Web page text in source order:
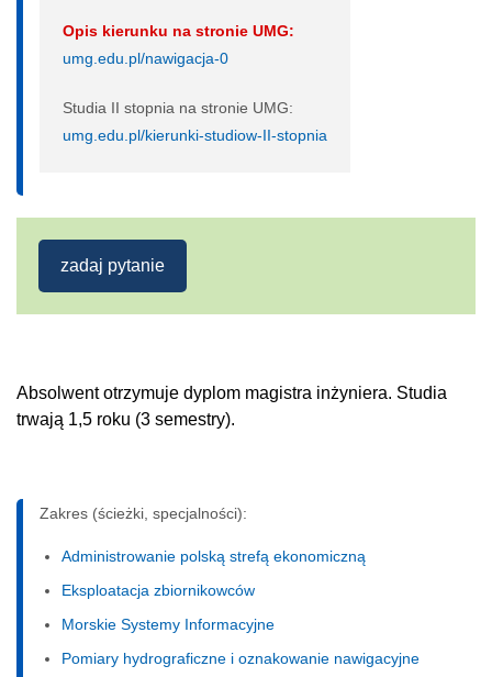
Opis kierunku na stronie UMG:
umg.edu.pl/nawigacja-0
Studia II stopnia na stronie UMG:
umg.edu.pl/kierunki-studiow-II-stopnia
zadaj pytanie
Absolwent otrzymuje dyplom magistra inżyniera. Studia
trwają 1,5 roku (3 semestry).
Zakres (ścieżki, specjalności):
Administrowanie polską strefą ekonomiczną
Eksploatacja zbiornikowców
Morskie Systemy Informacyjne
Pomiary hydrograficzne i oznakowanie nawigacyjne